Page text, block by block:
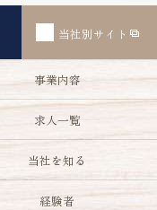
当社別サイト
事業内容
求人一覧
当社を知る
経験者